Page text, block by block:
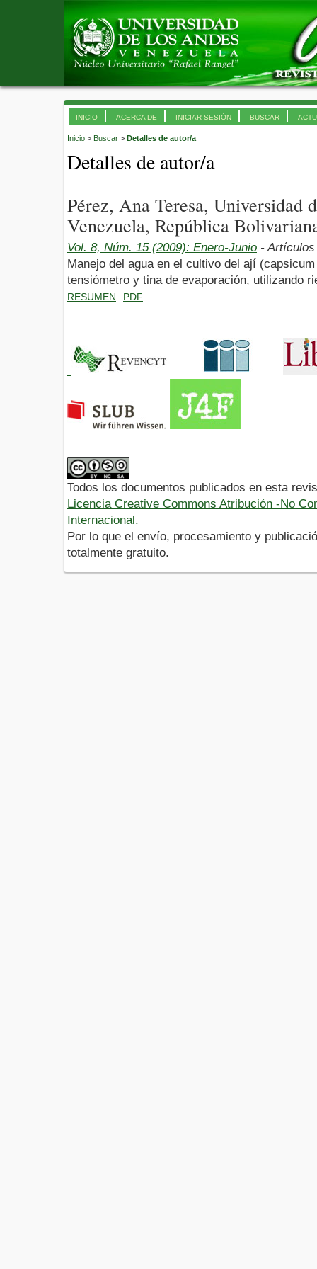
INICIO ACERCA DE INICIAR SESIÓN BUSCAR
Inicio > Buscar > Detalles de autor/a
Detalles de autor/a
Pérez, Ana Teresa, Universidad
Venezuela, República
Vol. 8, Núm. 15 (2009): Enero-Junio - Artículos
Manejo del agua en el cultivo del ají
tensiómetro y tina de evaporación, utilizando
RESUMEN PDF
Todos los documentos publicados en esta
Licencia Creative Commons Atribución -No
Internacional.
Por lo que el envío, procesamiento y
totalmente gratuito.